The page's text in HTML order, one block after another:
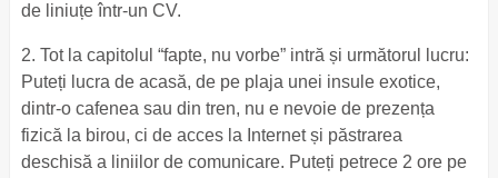
de liniuțe într-un CV.
2. Tot la capitolul “fapte, nu vorbe” intră și următorul lucru:
Puteți lucra de acasă, de pe plaja unei insule exotice,
dintr-o cafenea sau din tren, nu e nevoie de prezența
fizică la birou, ci de acces la Internet și păstrarea
deschisă a liniilor de comunicare. Puteți petrece 2 ore pe